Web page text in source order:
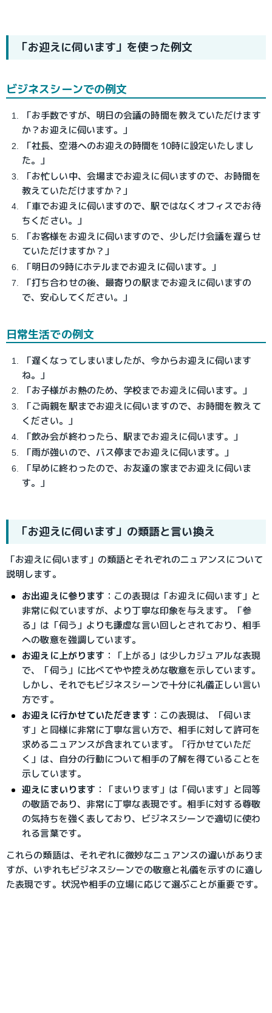
「お迎えに伺います」を使った例文
ビジネスシーンでの例文
「お手数ですが、明日の会議の時間を教えていただけます
か？お迎えに伺います。」
「社長、空港へのお迎えの時間を10時に設定いたしまし
た。」
「お忙しい中、会場までお迎えに伺いますので、お時間を
教えていただけますか？」
「車でお迎えに伺いますので、駅ではなくオフィスでお待
ちください。」
「お客様をお迎えに伺いますので、少しだけ会議を遅らせ
ていただけますか？」
「明日の9時にホテルまでお迎えに伺います。」
「打ち合わせの後、最寄りの駅までお迎えに伺いますの
で、安心してください。」
日常生活での例文
「遅くなってしまいましたが、今からお迎えに伺います
ね。」
「お子様がお熱のため、学校までお迎えに伺います。」
「ご両親を駅までお迎えに伺いますので、お時間を教えて
ください。」
「飲み会が終わったら、駅までお迎えに伺います。」
「雨が強いので、バス停までお迎えに伺います。」
「早めに終わったので、お友達の家までお迎えに伺いま
す。」
「お迎えに伺います」の類語と言い換え
「お迎えに伺います」の類語とそれぞれのニュアンスについて
説明します。
お出迎えに参ります ： この表現は「お迎えに伺います」と
非常に似ていますが、より丁寧な印象を与えます。「参
る」は「伺う」よりも謙虚な言い回しとされており、相手
への敬意を強調しています。
お迎えに上がります ：
「上がる」は少しカジュアルな表現
で、「伺う」に比べてやや控えめな敬意を示しています。
しかし、それでもビジネスシーンで十分に礼儀正しい言い
方です。
お迎えに行かせていただきます ： この表現は、「伺いま
す」と同様に非常に丁寧な言い方で、相手に対して許可を
求めるニュアンスが含まれています。「行かせていただ
く」は、自分の行動について相手の了解を得ていることを
示しています。
迎えにまいります ：
「まいります」は「伺います」と同等
の敬語であり、非常に丁寧な表現です。相手に対する尊敬
の気持ちを強く表しており、ビジネスシーンで適切に使わ
れる言葉です。
これらの類語は、それぞれに微妙なニュアンスの違いがありま
すが、いずれもビジネスシーンでの敬意と礼儀を示すのに適し
た表現です。状況や相手の立場に応じて選ぶことが重要です。